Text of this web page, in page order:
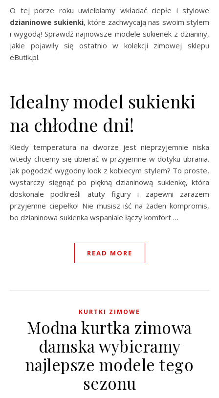
O tej porze roku uwielbiamy wkładać ciepłe i stylowe
dzianinowe sukienki, które zachwycają nas swoim stylem
i wygodą! Sprawdź najnowsze modele sukienek z dzianiny,
jakie pojawiły się ostatnio w kolekcji zimowej sklepu
eButik.pl.
Idealny model sukienki
na chłodne dni!
Kiedy temperatura na dworze jest nieprzyjemnie niska
wtedy chcemy się ubierać w przyjemne w dotyku ubrania.
Jak pogodzić wygodny look z kobiecym stylem? To proste,
wystarczy sięgnąć po piękną dzianinową sukienkę, która
doskonale podkreśli atuty figury i zapewni zarazem
przyjemne ciepełko! Nie musisz iść na żaden kompromis,
bo dzianinowa sukienka wspaniale łączy komfort …
READ MORE
KURTKI ZIMOWE
Modna kurtka zimowa
damska wybieramy
najlepsze modele tego
sezonu